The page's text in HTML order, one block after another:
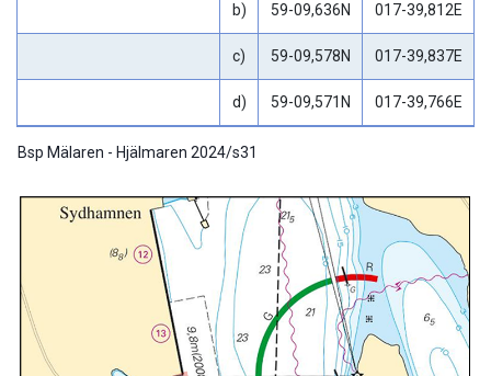
b) 59-09,636N 017-39,812E
c) 59-09,578N 017-39,837E
d) 59-09,571N 017-39,766E
Bsp Mälaren - Hjälmaren 2024/s31